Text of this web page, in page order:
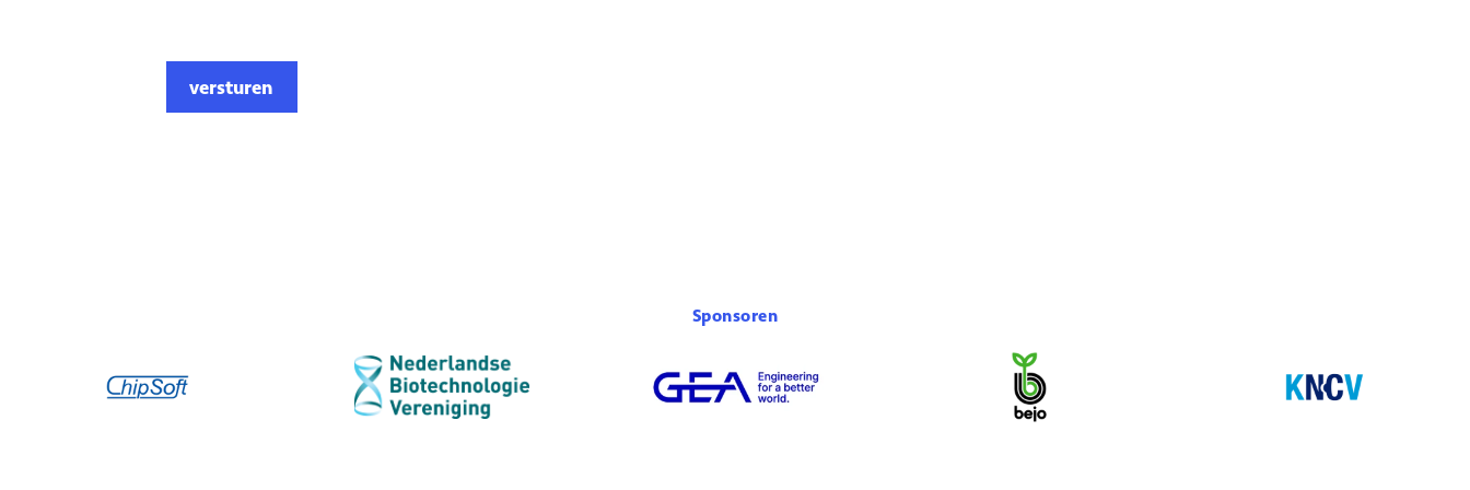
Sponsoren